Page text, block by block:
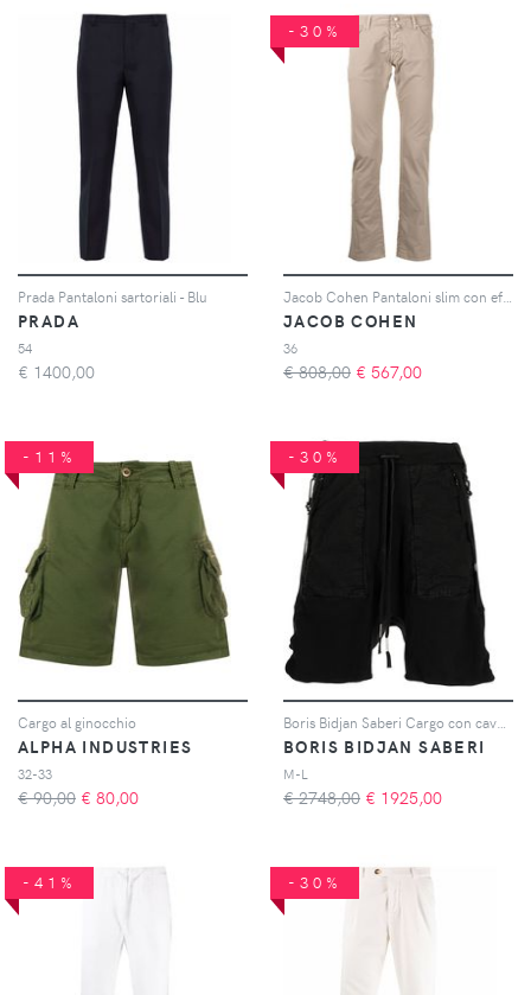
Prada Pantaloni sartoriali - Blu
PRADA
54
€ 1400,00
-30%
JACOB COHEN
36
€ 808,00 € 567,00
-11%
Cargo al ginocchio
ALPHA INDUSTRIES
32-33
€ 90,00 € 80,00
-30%
BORIS BIDJAN SABERI
M-L
€ 2748,00 € 1925,00
-41% -30%